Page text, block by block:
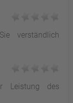
verständlich
Leistung des